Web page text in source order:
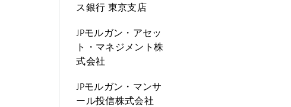
ス銀行 東京支店
JPモルガン・アセッ
ト・マネジメント株
式会社
JPモルガン・マンサ
ール投信株式会社